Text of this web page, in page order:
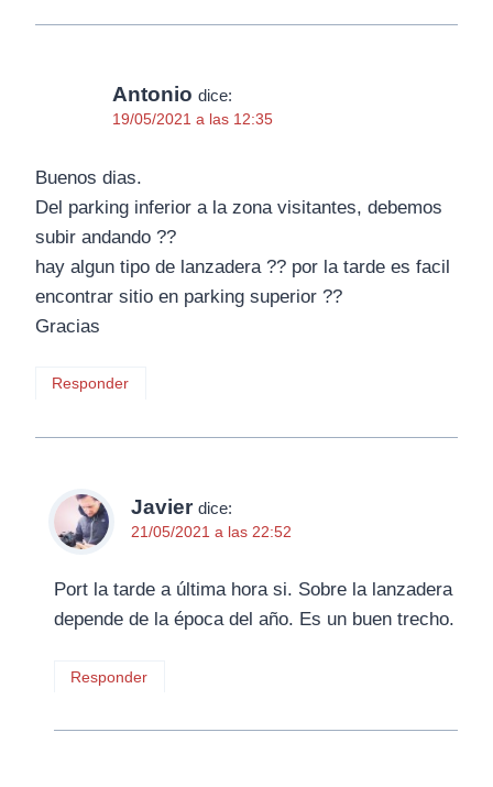
Antonio dice:
19/05/2021 a las 12:35
Buenos dias.
Del parking inferior a la zona visitantes, debemos
subir andando ??
hay algun tipo de lanzadera ?? por la tarde es facil
encontrar sitio en parking superior ??
Gracias
Responder
Javier dice:
21/05/2021 a las 22:52
Port la tarde a última hora si. Sobre la lanzadera
depende de la época del año. Es un buen trecho.
Responder